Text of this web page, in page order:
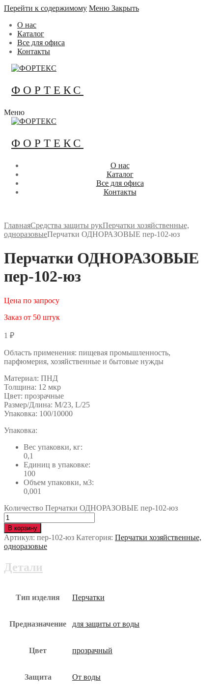
Перейти к содержимому Меню Закрыть
О нас
Каталог
Все для офиса
Контакты
ФОРТЕКС
Меню
ФОРТЕКС
О нас
Каталог
Все для офиса
Контакты
ГлавнаяСредства защиты рукПерчатки хозяйственные,
одноразовыеПерчатки ОДНОРАЗОВЫЕ пер-102-юз
Перчатки ОДНОРАЗОВЫЕ
пер-102-юз
Цена по запросу
Заказ от 50 штук
1 ₽
Область применения: пищевая промышленность,
парфюмерия, хозяйственные и бытовые нужды
Материал: ПНД
Толщина: 12 мкр
Цвет: прозрачные
Размер/Длина: М/23, L/25
Упаковка: 100/10000
Упаковка:
Вес упаковки, кг:
0,1
Единиц в упаковке:
100
Объем упаковки, м3:
0,001
Количество Перчатки ОДНОРАЗОВЫЕ пер-102-юз
В корзину
Артикул: пер-102-юз Категория: Перчатки хозяйственные,
одноразовые
Детали
Тип изделия Перчатки
Предназначение для защиты от воды
Цвет прозрачный
Защита От воды